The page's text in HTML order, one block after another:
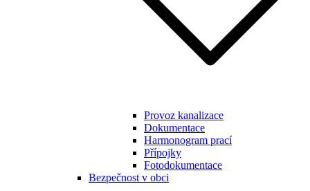
Provoz kanalizace
Dokumentace
Harmonogram prací
Přípojky
Fotodokumentace
Bezpečnost v obci